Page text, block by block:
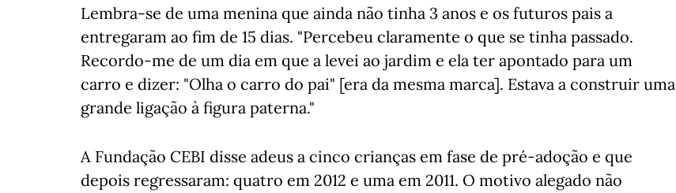
Lembra-se de uma menina que ainda não tinha 3 anos e os futuros pais a
entregaram ao fim de 15 dias. "Percebeu claramente o que se tinha passado.
Recordo-me de um dia em que a levei ao jardim e ela ter apontado para um
carro e dizer: "Olha o carro do pai" [era da mesma marca]. Estava a construir uma
grande ligação à figura paterna."
A Fundação CEBI disse adeus a cinco crianças em fase de pré-adoção e que
depois regressaram: quatro em 2012 e uma em 2011. O motivo alegado não